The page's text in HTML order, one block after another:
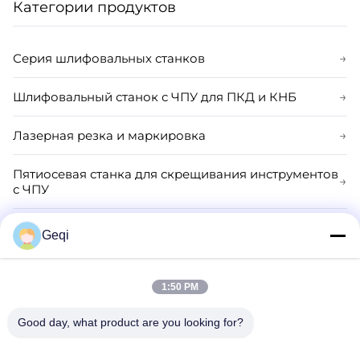
бриллиантовая
бриллиантовая
бриллиантовая
бриллиантовая
бриллиантовая
бриллиантовая
бриллиантовая
бриллиантовая
бриллианто...
бриллиантовая
бриллиантовая
бриллиантовая
бриллиантовая
бриллиантовая
бриллиантовая
бриллиантовая
бриллиантовая
бриллиантовая
бриллиантовая
Категории продуктов
Серия шлифовальных станков →
Шлифовальный станок с ЧПУ для ПКД и КНБ →
Лазерная резка и маркировка →
Пятиосевая станка для скрещивания инструментов
с ЧПУ
→
Общий шлифовальный станок
Geqi
1:50 PM
Good day, what product are you looking for?